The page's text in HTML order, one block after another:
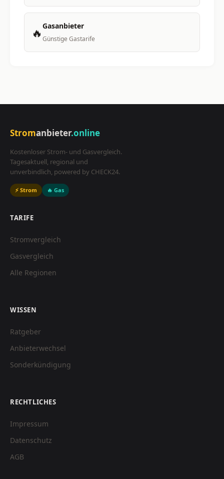
🔥 Gasanbieter
Günstige Gastarife
Stromanbieter.online
Kostenloser Strom- und Gasvergleich.
Tagesaktuell, regional und
unverbindlich, powered by CHECK24.
⚡ Strom 🔥 Gas
TARIFE
Stromvergleich
Gasvergleich
Alle Regionen
WISSEN
Ratgeber
Anbieterwechsel
Sonderkündigung
RECHTLICHES
Impressum
Datenschutz
AGB